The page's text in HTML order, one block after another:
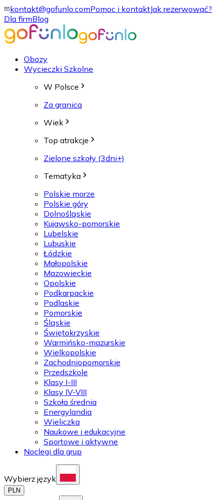
kontakt@gofunlo.comPomoc i kontaktJak rezerwować?
Dla firmBlog
Obozy
Wycieczki Szkolne
W Polsce
Za granicą
Wiek
Top atrakcje
Zielone szkoły (3dni+)
Tematyka
Polskie morze
Polskie góry
Dolnośląskie
Kujawsko-pomorskie
Lubelskie
Lubuskie
Łódzkie
Małopolskie
Mazowieckie
Opolskie
Podkarpackie
Podlaskie
Pomorskie
Śląskie
Świętokrzyskie
Warmińsko-mazurskie
Wielkopolskie
Zachodniopomorskie
Przedszkole
Klasy I-III
Klasy IV-VIII
Szkoła średnia
Energylandia
Wieliczka
Naukowe i edukacyjne
Sportowe i aktywne
Noclegi dla grup
Wybierz język
PLN